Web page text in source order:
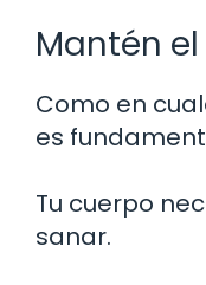
Mantén
Como en
es
Tu cuerpo
sanar.